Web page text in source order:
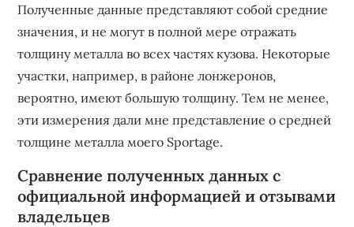
Полученные данные представляют собой средние
значения, и не могут в полной мере отражать
толщину металла во всех частях кузова. Некоторые
участки, например, в районе лонжеронов,
вероятно, имеют большую толщину. Тем не менее,
эти измерения дали мне представление о средней
толщине металла моего Sportage.
Сравнение полученных данных с
официальной информацией и отзывами
владельцев